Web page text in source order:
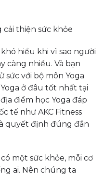
thiện sức khỏe
hiểu khi vì sao người
càng nhiều. Và bạn
với bộ môn Yoga
ở đâu tốt nhất tại
điểm học Yoga đáp
tế như AKC Fitness
quyết định đúng đắn
một sức khỏe, mỗi cơ
ai. Nên chúng ta